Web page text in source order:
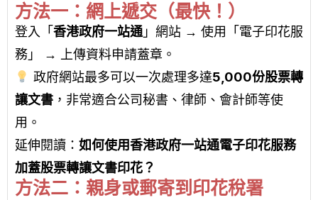
方法一：網上遞交（最快！）
登入「 香港政府一站通」網站 → 使用「電子印花服
務」 → 上傳資料申請蓋章。
政府網站最多可以一次處理多達5,000份股票轉
讓文書 ，非常適合公司秘書、律師、會計師等使
用。
延伸閱讀： 如何使用香港政府一站通電子印花服務
加蓋股票轉讓文書印花？
方法二：親身或郵寄到印花稅署